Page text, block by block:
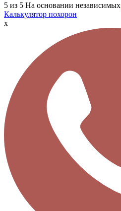
5 из 5 На основании независимых
Калькулятор похорон
x